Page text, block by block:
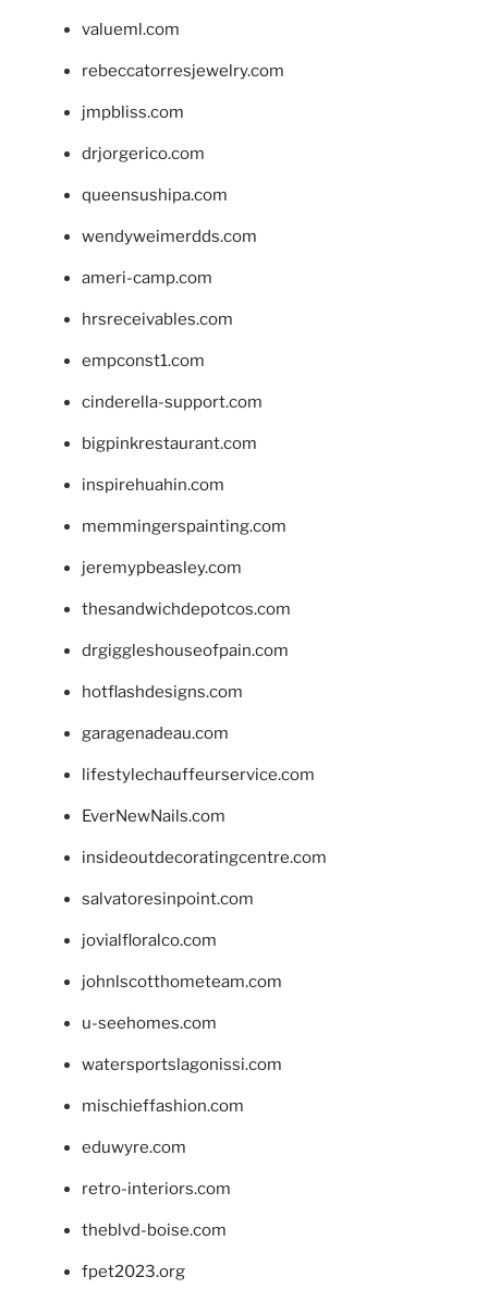
valueml.com
rebeccatorresjewelry.com
jmpbliss.com
drjorgerico.com
queensushipa.com
wendyweimerdds.com
ameri-camp.com
hrsreceivables.com
empconst1.com
cinderella-support.com
bigpinkrestaurant.com
inspirehuahin.com
memmingerspainting.com
jeremypbeasley.com
thesandwichdepotcos.com
drgiggleshouseofpain.com
hotflashdesigns.com
garagenadeau.com
lifestylechauffeurservice.com
EverNewNails.com
insideoutdecoratingcentre.com
salvatoresinpoint.com
jovialfloralco.com
johnlscotthometeam.com
u-seehomes.com
watersportslagonissi.com
mischieffashion.com
eduwyre.com
retro-interiors.com
theblvd-boise.com
fpet2023.org